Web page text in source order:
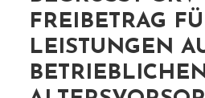
REIBETRAG FÜR
EISTUNGEN
ETRIEBLICHEN